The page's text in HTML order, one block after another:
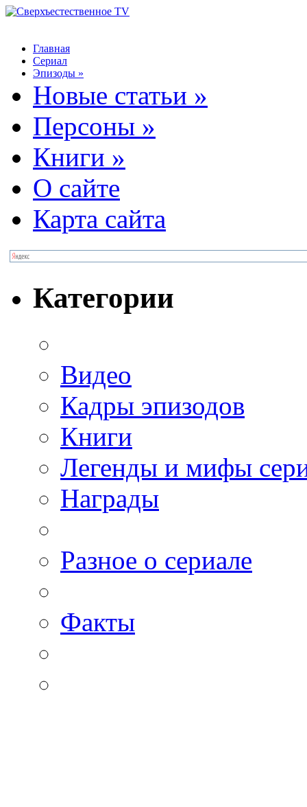
Главная
Сериал
Эпизоды »
Новые статьи »
Персоны »
Книги »
О сайте
Карта сайта
Категории
Видео
Кадры эпизодов
Книги
Легенды и мифы
Награды
Разное о сериале
Факты